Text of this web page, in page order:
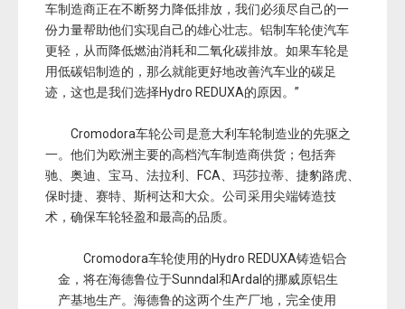
车制造商正在不断努力降低排放，我们必须尽自己的一
份力量帮助他们实现自己的雄心壮志。铝制车轮使汽车
更轻，从而降低燃油消耗和二氧化碳排放。如果车轮是
用低碳铝制造的，那么就能更好地改善汽车业的碳足
迹，这也是我们选择Hydro REDUXA的原因。”
Cromodora车轮公司是意大利车轮制造业的先驱之
一。他们为欧洲主要的高档汽车制造商供货；包括奔
驰、奥迪、宝马、法拉利、FCA、玛莎拉蒂、捷豹路虎、
保时捷、赛特、斯柯达和大众。公司采用尖端铸造技
术，确保车轮轻盈和最高的品质。
Cromodora车轮使用的Hydro REDUXA铸造铝合
金，将在海德鲁位于Sunndal和Ardal的挪威原铝生
产基地生产。海德鲁的这两个生产厂地，完全使用